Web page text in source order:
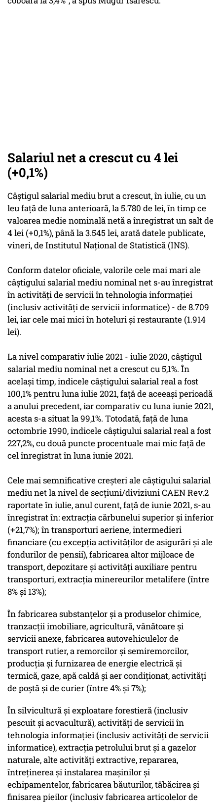
Salariul net a crescut cu 4 lei
(+0,1%)
Câştigul salarial mediu brut a crescut, în iulie, cu un
leu faţă de luna anterioară, la 5.780 de lei, în timp ce
valoarea medie nominală netă a înregistrat un salt de
4 lei (+0,1%), până la 3.545 lei, arată datele publicate,
vineri, de Institutul Naţional de Statistică (INS).
Conform datelor oficiale, valorile cele mai mari ale
câştigului salarial mediu nominal net s-au înregistrat
în activităţi de servicii în tehnologia informaţiei
(inclusiv activităţi de servicii informatice) - de 8.709
lei, iar cele mai mici în hoteluri şi restaurante (1.914
lei).
La nivel comparativ iulie 2021 - iulie 2020, câştigul
salarial mediu nominal net a crescut cu 5,1%. În
acelaşi timp, indicele câştigului salarial real a fost
100,1% pentru luna iulie 2021, faţă de aceeaşi perioadă
a anului precedent, iar comparativ cu luna iunie 2021,
acesta s-a situat la 99,1%. Totodată, faţă de luna
octombrie 1990, indicele câştigului salarial real a fost
227,2%, cu două puncte procentuale mai mic faţă de
cel înregistrat în luna iunie 2021.
Cele mai semnificative creşteri ale câştigului salarial
mediu net la nivel de secţiuni/diviziuni CAEN Rev.2
raportate în iulie, anul curent, faţă de iunie 2021, s-au
înregistrat în: extracţia cărbunelui superior şi inferior
(+21,7%); în transporturi aeriene, intermedieri
financiare (cu excepţia activităţilor de asigurări şi ale
fondurilor de pensii), fabricarea altor mijloace de
transport, depozitare şi activităţi auxiliare pentru
transporturi, extracţia minereurilor metalifere (între
8% şi 13%);
În fabricarea substanţelor şi a produselor chimice,
tranzacţii imobiliare, agricultură, vânătoare şi
servicii anexe, fabricarea autovehiculelor de
transport rutier, a remorcilor şi semiremorcilor,
producţia şi furnizarea de energie electrică şi
termică, gaze, apă caldă şi aer condiţionat, activităţi
de poştă şi de curier (între 4% şi 7%);
În silvicultură şi exploatare forestieră (inclusiv
pescuit şi acvacultură), activităţi de servicii în
tehnologia informaţiei (inclusiv activităţi de servicii
informatice), extracţia petrolului brut şi a gazelor
naturale, alte activităţi extractive, repararea,
întreţinerea şi instalarea maşinilor şi
echipamentelor, fabricarea băuturilor, tăbăcirea şi
finisarea pieilor (inclusiv fabricarea articolelor de